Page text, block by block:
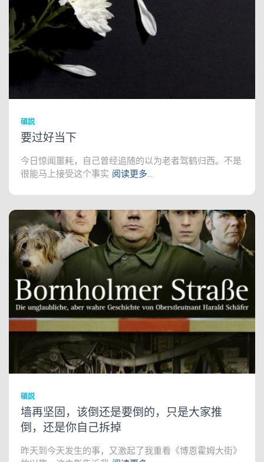
碩説
要过好当下
今日惊闻噩耗，自己曾经追随的以为老者驾鹤归西。不是
很能马上接受这个事实 阅读更多…
碩説
墙再坚固，该倒还是要倒的，只是大家推
倒，还是你自己拆掉
昨天到今天发生的事，又激起了我重看《博恩霍姆大街》